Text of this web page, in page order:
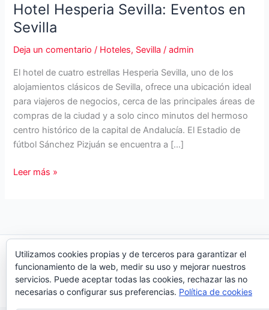
Hotel Hesperia Sevilla: Eventos en
Sevilla
Deja un comentario / Hoteles, Sevilla /admin
El hotel de cuatro estrellas Hesperia Sevilla, uno de los
alojamientos clásicos de Sevilla, ofrece una ubicación ideal
para viajeros de negocios, cerca de las principales áreas de
compras de la ciudad y a solo cinco minutos del hermoso
centro histórico de la capital de Andalucía. El Estadio de
fútbol Sánchez Pizjuán se encuentra a […]
Hotel
Leer más »
Copyright © 2026 Organiza Eventos
Utilizamos cookies propias y de terceros para garantizar el
funcionamiento de la web, medir su uso y mejorar nuestros
servicios. Puede aceptar todas las cookies, rechazar las no
necesarias o configurar sus preferencias. Política de cookies